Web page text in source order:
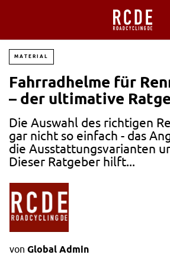
MATERIAL
Fahrradhelme für
– der ultimative
Die Auswahl des richtigen
gar nicht so einfach - das
die Ausstattungsvarianten
Dieser Ratgeber hilft...
von Global Admin